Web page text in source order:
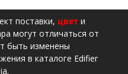
поставки, цвет и
могут отличаться от
быть изменены
в каталоге Edifier